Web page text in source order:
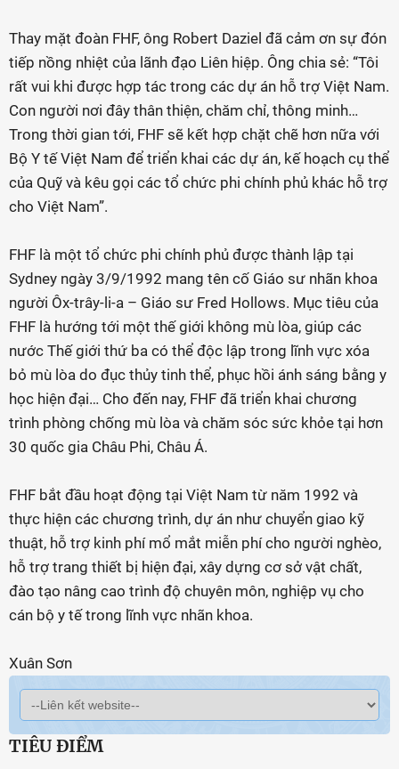
Thay mặt đoàn FHF, ông Robert Daziel đã cảm ơn sự đón
tiếp nồng nhiệt của lãnh đạo Liên hiệp. Ông chia sẻ: “Tôi
rất vui khi được hợp tác trong các dự án hỗ trợ Việt Nam.
Con người nơi đây thân thiện, chăm chỉ, thông minh…
Trong thời gian tới, FHF sẽ kết hợp chặt chẽ hơn nữa với
Bộ Y tế Việt Nam để triển khai các dự án, kế hoạch cụ thể
của Quỹ và kêu gọi các tổ chức phi chính phủ khác hỗ trợ
cho Việt Nam”.
FHF là một tổ chức phi chính phủ được thành lập tại
Sydney ngày 3/9/1992 mang tên cố Giáo sư nhãn khoa
người Ôx-trây-li-a – Giáo sư Fred Hollows. Mục tiêu của
FHF là hướng tới một thế giới không mù lòa, giúp các
nước Thế giới thứ ba có thể độc lập trong lĩnh vực xóa
bỏ mù lòa do đục thủy tinh thể, phục hồi ánh sáng bằng y
học hiện đại… Cho đến nay, FHF đã triển khai chương
trình phòng chống mù lòa và chăm sóc sức khỏe tại hơn
30 quốc gia Châu Phi, Châu Á.
FHF bắt đầu hoạt động tại Việt Nam từ năm 1992 và
thực hiện các chương trình, dự án như chuyển giao kỹ
thuật, hỗ trợ kinh phí mổ mắt miễn phí cho người nghèo,
hỗ trợ trang thiết bị hiện đại, xây dựng cơ sở vật chất,
đào tạo nâng cao trình độ chuyên môn, nghiệp vụ cho
cán bộ y tế trong lĩnh vực nhãn khoa.
Xuân Sơn
TIÊU ĐIỂM